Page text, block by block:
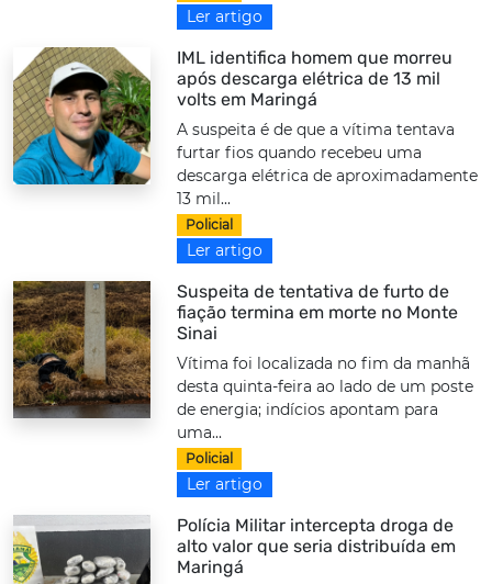
Ler artigo
IML identifica homem que morreu
após descarga elétrica de 13 mil
volts em Maringá
A suspeita é de que a vítima tentava
furtar fios quando recebeu uma
descarga elétrica de aproximadamente
13 mil...
Policial
Ler artigo
Suspeita de tentativa de furto de
fiação termina em morte no Monte
Sinai
Vítima foi localizada no fim da manhã
desta quinta-feira ao lado de um poste
de energia; indícios apontam para
uma...
Policial
Ler artigo
Polícia Militar intercepta droga de
alto valor que seria distribuída em
Maringá